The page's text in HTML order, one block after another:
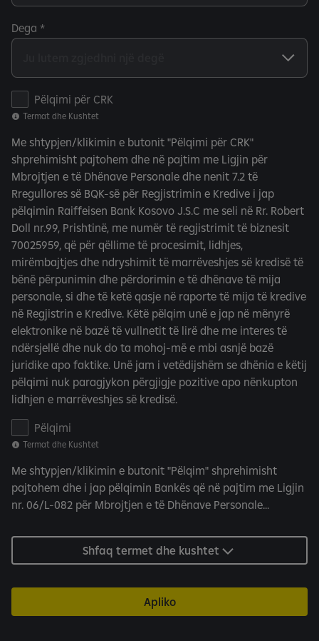
Dega
e
m
a
t
d
h
e
K
u
s
h
t
e
t
Pëlqimi për CRK
Termat dhe Kushtet
Me shtypjen/klikimin e butonit "Pëlqimi për CRK"
shprehimisht pajtohem dhe në pajtim me Ligjin për
Mbrojtjen e të Dhënave Personale dhe nenit 7.2 të
Rregullores së BQK-së për Regjistrimin e Kredive i jap
pëlqimin Raiffeisen Bank Kosovo J.S.C me seli në Rr. Robert
Doll nr.99, Prishtinë, me numër të regjistrimit të biznesit
70025959, që për qëllime të procesimit, lidhjes,
mirëmbajtjes dhe ndryshimit të marrëveshjes së kredisë të
bënë përpunimin dhe përdorimin e të dhënave të mija
personale, si dhe të ketë qasje në raporte të mija të kredive
në Regjistrin e Kredive. Këtë pëlqim unë e jap në mënyrë
elektronike në bazë të vullnetit të lirë dhe me interes të
ndërsjellë dhe nuk do ta mohoj-më e mbi asnjë bazë
juridike apo faktike. Unë jam i vetëdijshëm se dhënia e këtij
pëlqimi nuk paragjykon përgjigje pozitive apo nënkupton
lidhjen e marrëveshjes së kredisë.
e
q
i
m
e
R
Pëlqimi
Termat dhe Kushtet
Me shtypjen/klikimin e butonit "Pëlqim" shprehimisht
pajtohem dhe i jap pëlqimin Bankës që në pajtim me Ligjin
nr. 06/L-082 për Mbrojtjen e të Dhënave Personale...
Shfaq termet dhe kushtet
Apliko